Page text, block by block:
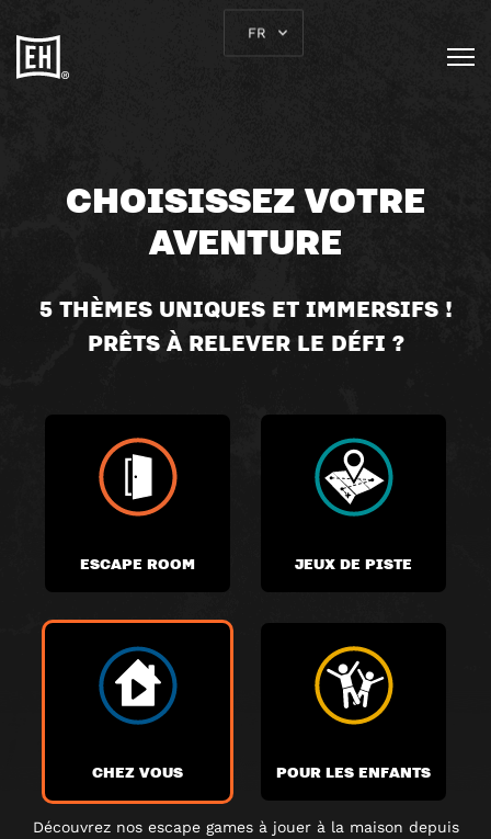
FR
CHOISISSEZ VOTRE
AVENTURE
5 THÈMES UNIQUES ET IMMERSIFS !
PRÊTS À RELEVER LE DÉFI ?
ESCAPE ROOM JEUX DE PISTE
CHEZ VOUS POUR LES ENFANTS
Découvrez nos escape games à jouer à la maison depuis